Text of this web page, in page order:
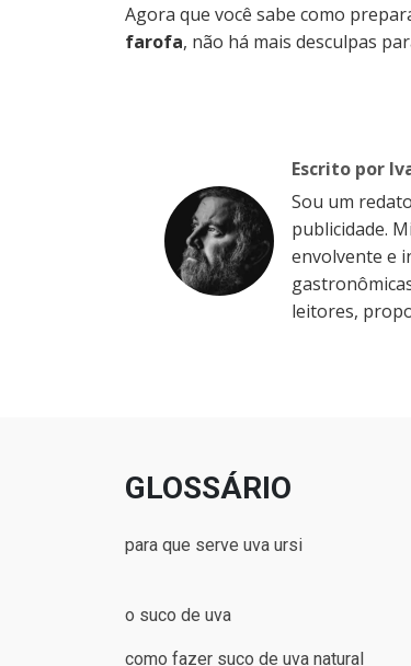
Agora que você sabe como
farofa, não há mais desculpas
Escrito por
Sou um
publicidade.
envolvente e
leitores,
GLOSSÁRIO
para que serve uva ursi
o suco de uva
como fazer suco de uva natural